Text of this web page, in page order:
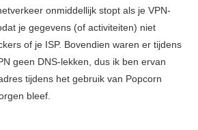
onmiddellijk stopt als je VPN-
je gegevens (of activiteiten) niet
of je ISP. Bovendien waren er tijdens
geen DNS-lekken, dus ik ben ervan
tijdens het gebruik van Popcorn
bleef.